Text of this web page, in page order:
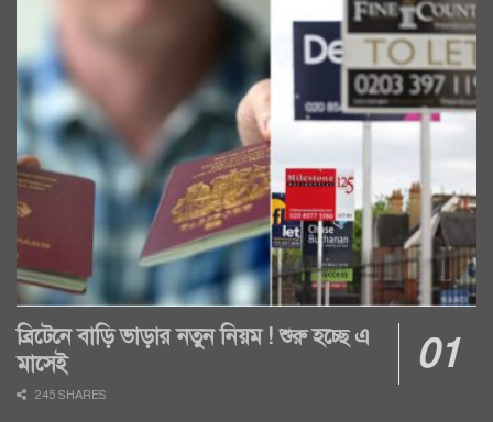
ব্রিটেনে বাড়ি ভাড়ার নতুন নিয়ম ! শুরু হচ্ছে এ
মাসেই
245 SHARES